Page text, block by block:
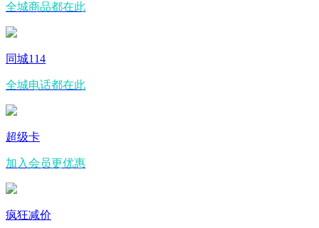
全城商品都在此
同城114
全城电话都在此
超级卡
加入会员更优惠
疯狂减价